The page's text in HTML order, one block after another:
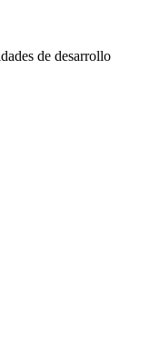
de desarrollo